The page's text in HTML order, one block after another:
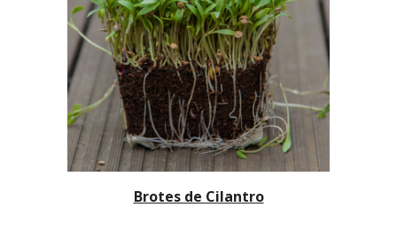
Brotes de Cilantro